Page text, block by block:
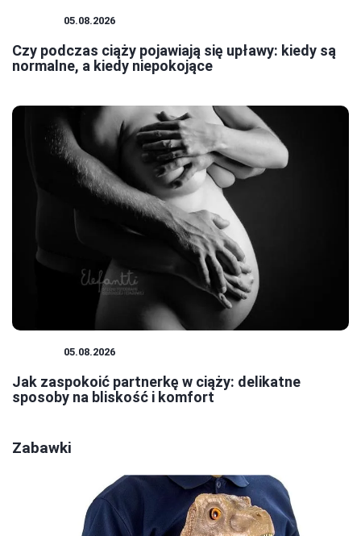
05.08.2026
Czy podczas ciąży pojawiają się upławy: kiedy są
normalne, a kiedy niepokojące
05.08.2026
Jak zaspokoić partnerkę w ciąży: delikatne
sposoby na bliskość i komfort
Zabawki